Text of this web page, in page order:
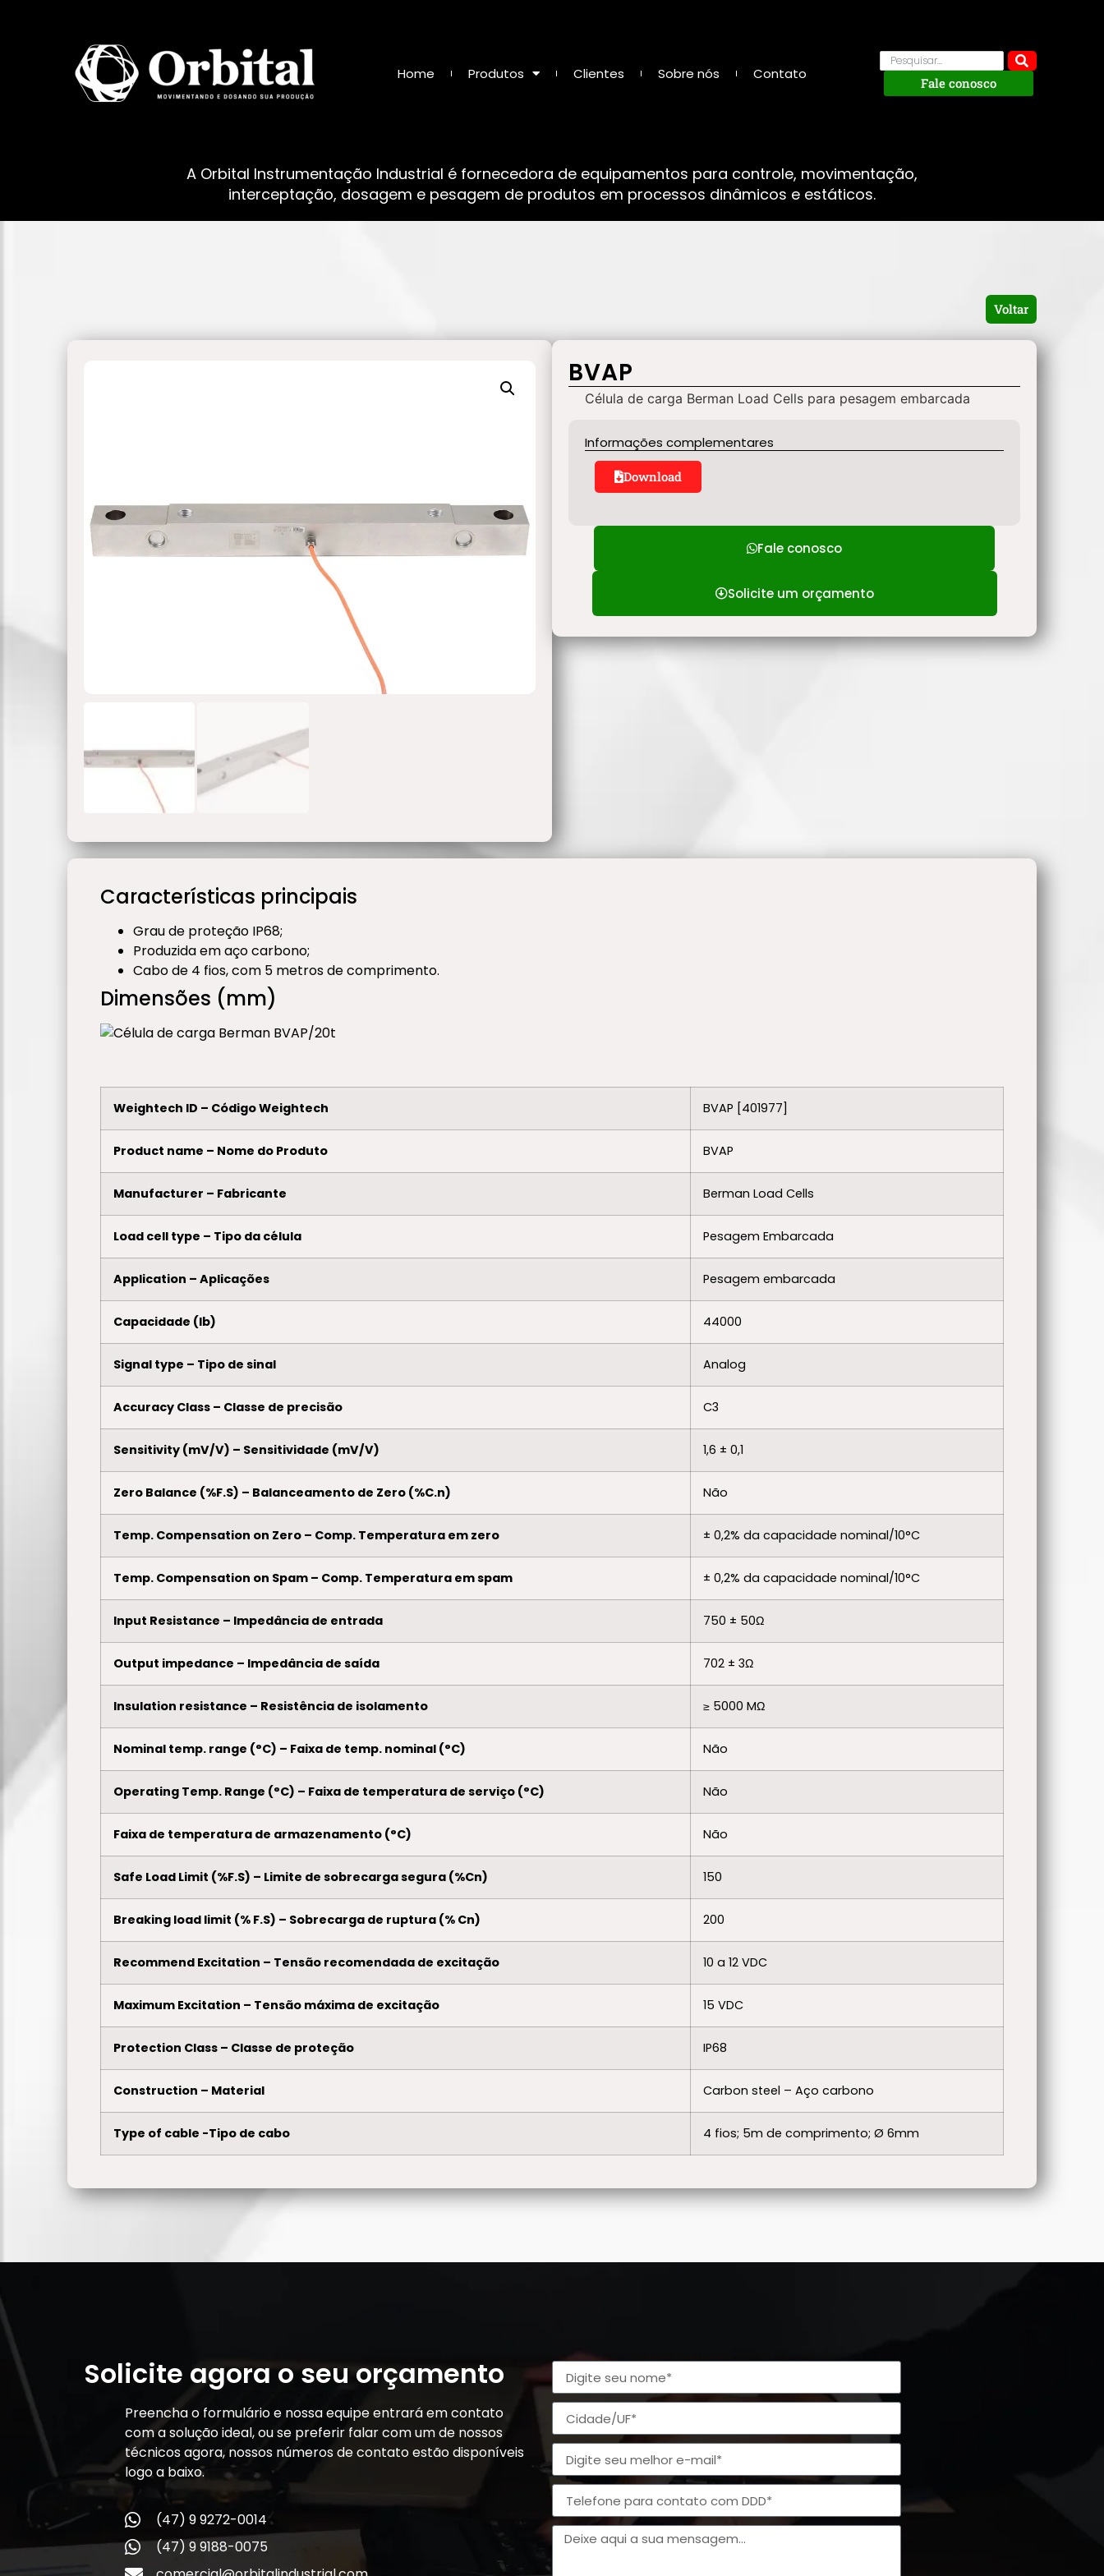
Home Produtos Clientes Sobre nós Contato
Fale conosco
A Orbital Instrumentação Industrial é fornecedora de equipamentos para controle, movimentação,
interceptação, dosagem e pesagem de produtos em processos dinâmicos e estáticos.
Voltar
BVAP
Célula de carga Berman Load Cells para pesagem embarcada
Informações complementares
Download
Fale conosco
Solicite um orçamento
Características principais
Grau de proteção IP68;
Produzida em aço carbono;
Cabo de 4 fios, com 5 metros de comprimento.
Dimensões (mm)
Weightech ID – Código Weightech BVAP [401977]
Product name – Nome do Produto BVAP
Manufacturer – Fabricante Berman Load Cells
Load cell type – Tipo da célula Pesagem Embarcada
Application – Aplicações Pesagem embarcada
Capacidade (lb) 44000
Signal type – Tipo de sinal Analog
Accuracy Class – Classe de precisão C3
Sensitivity (mV/V) – Sensitividade (mV/V) 1,6 ± 0,1
Zero Balance (%F.S) – Balanceamento de Zero (%C.n) Não
Temp. Compensation on Zero – Comp. Temperatura em zero ± 0,2% da capacidade nominal/10°C
Temp. Compensation on Spam – Comp. Temperatura em spam ± 0,2% da capacidade nominal/10°C
Input Resistance – Impedância de entrada 750 ± 50Ω
Output impedance – Impedância de saída 702 ± 3Ω
Insulation resistance – Resistência de isolamento ≥ 5000 MΩ
Nominal temp. range (°C) – Faixa de temp. nominal (°C) Não
Operating Temp. Range (°C) – Faixa de temperatura de serviço (°C) Não
Faixa de temperatura de armazenamento (°C) Não
Safe Load Limit (%F.S) – Limite de sobrecarga segura (%Cn) 150
Breaking load limit (% F.S) – Sobrecarga de ruptura (% Cn) 200
Recommend Excitation – Tensão recomendada de excitação 10 a 12 VDC
Maximum Excitation – Tensão máxima de excitação 15 VDC
Protection Class – Classe de proteção IP68
Construction – Material Carbon steel – Aço carbono
Type of cable -Tipo de cabo 4 fios; 5m de comprimento; Ø 6mm
Solicite agora o seu orçamento
Preencha o formulário e nossa equipe entrará em contato
com a solução ideal, ou se preferir falar com um de nossos
técnicos agora, nossos números de contato estão disponíveis
logo a baixo.
(47) 9 9272-0014
(47) 9 9188-0075